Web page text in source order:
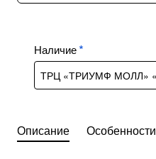
Наличие
Описание Особенности